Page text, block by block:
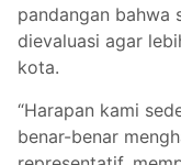
pandangan bahwa
dievaluasi agar
kota.
“Harapan kami
benar-benar